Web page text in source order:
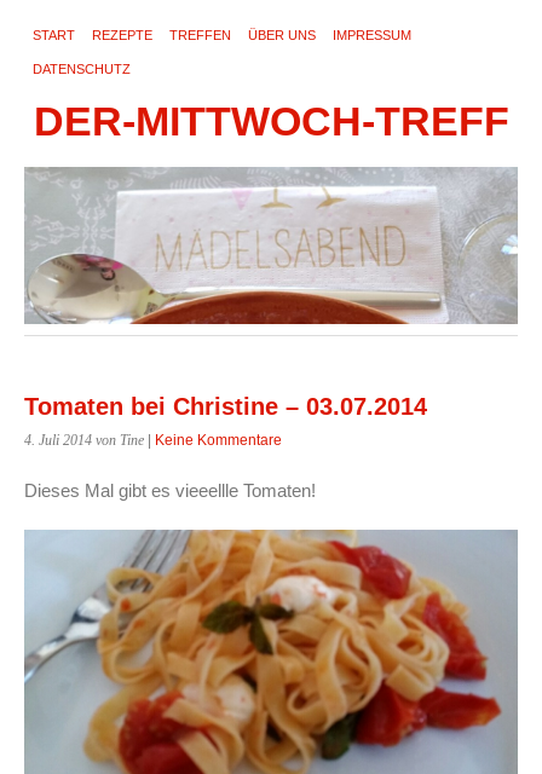
START REZEPTE TREFFEN ÜBER UNS IMPRESSUM
DATENSCHUTZ
DER-MITTWOCH-TREFF
Tomaten bei Christine – 03.07.2014
4. Juli 2014 von Tine | Keine Kommentare
Dieses Mal gibt es vieeellle Tomaten!